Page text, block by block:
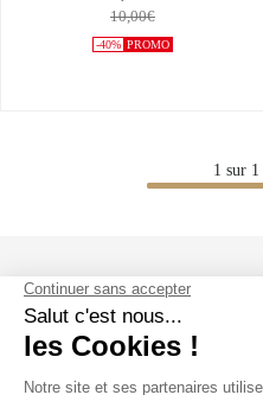
10,00€
-40% PROMO
1 sur 1